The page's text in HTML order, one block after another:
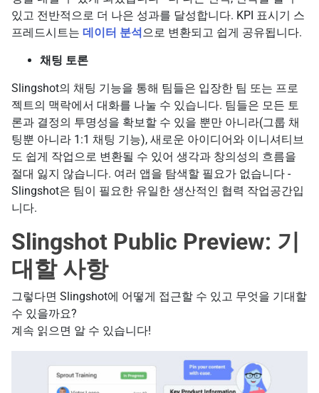
있고 전반적으로 더 나은 성과를 달성합니다. KPI 표시기 스
프레드시트는 데이터 분석 으로 변환되고 쉽게 공유됩니다.
채팅 토론
Slingshot의 채팅 기능을 통해 팀들은 입장한 팀 또는 프로
젝트의 맥락에서 대화를 나눌 수 있습니다. 팀들은 모든 토
론과 결정의 투명성을 확보할 수 있을 뿐만 아니라(그룹 채
팅뿐 아니라 1:1 채팅 기능), 새로운 아이디어와 이니셔티브
도 쉽게 작업으로 변환될 수 있어 생각과 창의성의 흐름을
절대 잃지 않습니다. 여러 앱을 탐색할 필요가 없습니다 -
Slingshot은 팀이 필요한 유일한 생산적인 협력 작업공간입
니다.
Slingshot Public Preview: 기
대할 사항
그렇다면 Slingshot에 어떻게 접근할 수 있고 무엇을 기대할
수 있을까요?
계속 읽으면 알 수 있습니다!